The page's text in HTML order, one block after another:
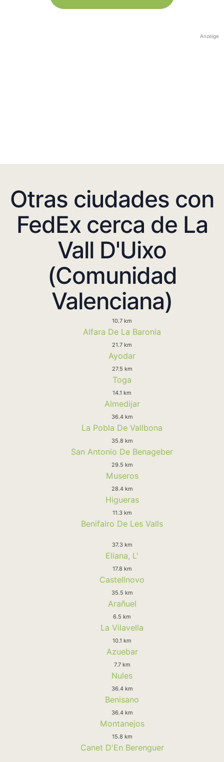
Anzeige
Otras ciudades con
FedEx cerca de La
Vall D'Uixo
(Comunidad
Valenciana)
10.7 km
Alfara De La Baronia
21.7 km
Ayodar
27.5 km
Toga
14.1 km
Almedijar
36.4 km
La Pobla De Vallbona
35.8 km
San Antonio De Benageber
29.5 km
Museros
28.4 km
Higueras
11.3 km
Benifairo De Les Valls
37.3 km
Eliana, L'
17.8 km
Castellnovo
35.5 km
Arañuel
6.5 km
La Vilavella
10.1 km
Azuebar
7.7 km
Nules
36.4 km
Benisano
36.4 km
Montanejos
15.8 km
Canet D'En Berenguer